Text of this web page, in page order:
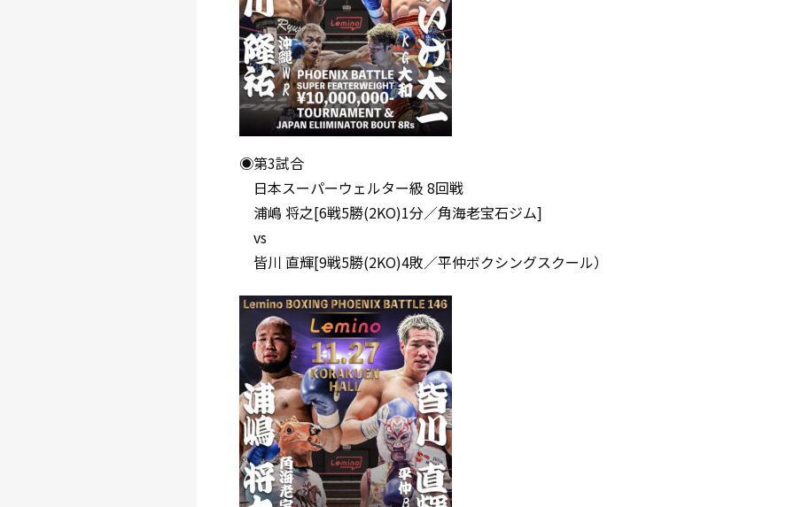
◉第3試合
日本スーパーウェルター級 8回戦
浦嶋 将之[6戦5勝(2KO)1分／角海老宝石ジム]
vs
皆川 直輝[9戦5勝(2KO)4敗／平仲ボクシングスクール）